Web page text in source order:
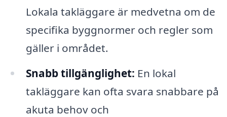
Lokala takläggare är medvetna om de
specifika byggnormer och regler som
gäller i området.
Snabb tillgänglighet: En lokal
takläggare kan ofta svara snabbare på
akuta behov och